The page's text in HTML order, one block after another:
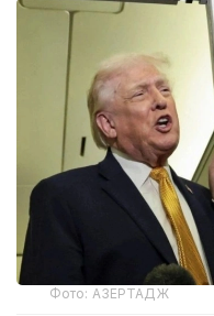
Фото: АЗЕРТАДЖ